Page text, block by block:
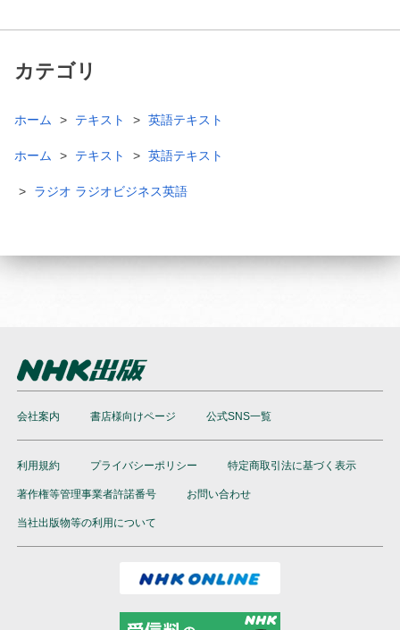
カテゴリ
ホーム テキスト 英語テキスト
ホーム テキスト 英語テキスト
ラジオ ラジオビジネス英語
会社案内 書店様向けページ 公式SNS一覧
利用規約 プライバシーポリシー 特定商取引法に基づく表示
著作権等管理事業者許諾番号 お問い合わせ
当社出版物等の利用について